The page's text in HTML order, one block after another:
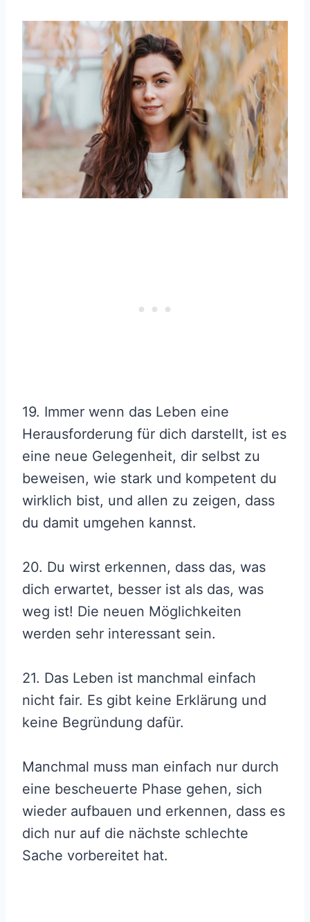
19. Immer wenn das Leben eine
Herausforderung für dich darstellt, ist es
eine neue Gelegenheit, dir selbst zu
beweisen, wie stark und kompetent du
wirklich bist, und allen zu zeigen, dass
du damit umgehen kannst.
20. Du wirst erkennen, dass das, was
dich erwartet, besser ist als das, was
weg ist! Die neuen Möglichkeiten
werden sehr interessant sein.
21. Das Leben ist manchmal einfach
nicht fair. Es gibt keine Erklärung und
keine Begründung dafür.
Manchmal muss man einfach nur durch
eine bescheuerte Phase gehen, sich
wieder aufbauen und erkennen, dass es
dich nur auf die nächste schlechte
Sache vorbereitet hat.